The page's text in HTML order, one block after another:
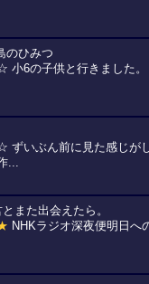
のひみつ
小6の子供と行きました
ずいぶん前に見た感じが
...
また出会えたら。
NHKラジオ深夜便明日へ